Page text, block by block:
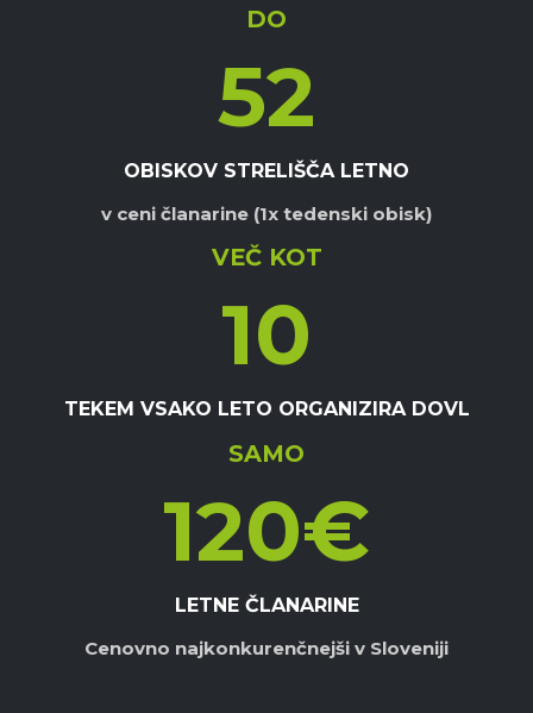
DO
52
OBISKOV STRELIŠČA LETNO
v ceni članarine (1x tedenski obisk)
VEČ KOT
10
TEKEM VSAKO LETO ORGANIZIRA DOVL
SAMO
120€
LETNE ČLANARINE
Cenovno najkonkurenčnejši v Sloveniji